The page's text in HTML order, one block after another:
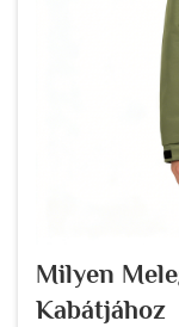
Milyen
Kabátjához